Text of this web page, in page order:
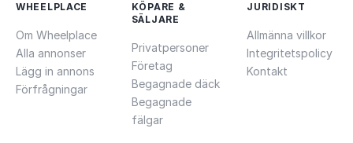
WHEELPLACE
Om Wheelplace
Alla annonser
Lägg in annons
Förfrågningar
KÖPARE &
SÄLJARE
Privatpersoner
Företag
Begagnade däck
Begagnade
fälgar
JURIDISKT
Allmänna villkor
Integritetspolicy
Kontakt